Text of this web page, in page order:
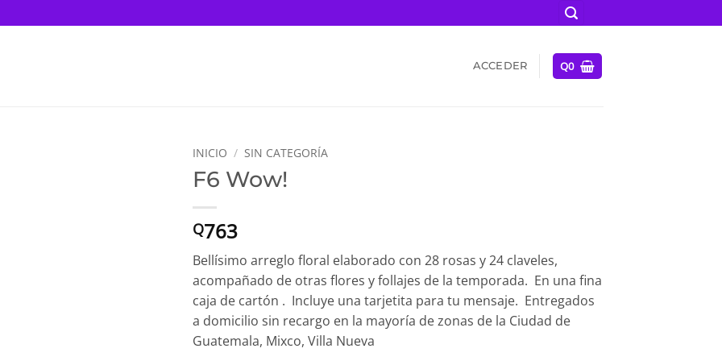
ACCEDER Q0
INICIO / SIN CATEGORÍA
F6 Wow!
Q763
Bellísimo arreglo floral elaborado con 28 rosas y 24 claveles,
acompañado de otras flores y follajes de la temporada. En una fina
caja de cartón . Incluye una tarjetita para tu mensaje. Entregados
a domicilio sin recargo en la mayoría de zonas de la Ciudad de
Guatemala, Mixco, Villa Nueva